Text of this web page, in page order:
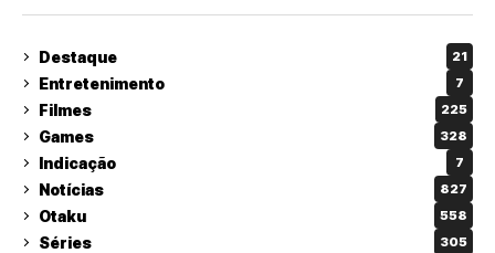
Destaque 21
Entretenimento 7
Filmes 225
Games 328
Indicação 7
Notícias 827
Otaku 558
Séries 305